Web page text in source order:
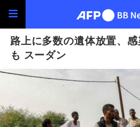
路上に多数の遺体放置、
も スーダン